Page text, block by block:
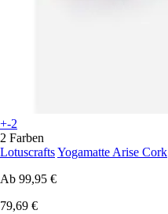
+-2
2 Farben
LotuscraftsYogamatte Arise Cork
Ab 99,95 €
79,69 €